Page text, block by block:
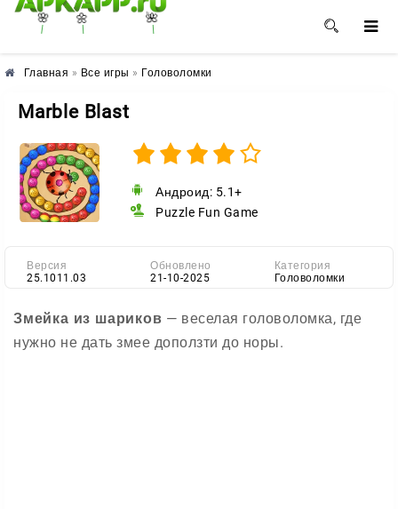
🌸 🌼 🌺
Главная » Все игры » Головоломки
Marble Blast
Андроид: 5.1+
Puzzle Fun Game
Версия
25.1011.03
Обновлено
21-10-2025
Категория
Головоломки
Змейка из шариков — веселая головоломка, где
нужно не дать змее доползти до норы.